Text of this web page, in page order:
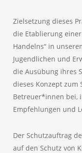
Zielsetzung dieses
die Etablierung
Handelns“ in
Jugendlichen und
die Ausübung ihres
dieses Konzept
Betreuer*innen bei,
Empfehlungen und
Der Schutzauftrag
auf den Schutz von